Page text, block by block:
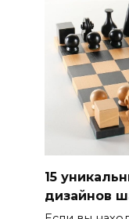
15
дизайнов